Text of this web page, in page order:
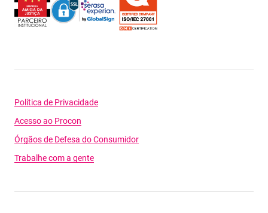
Política de Privacidade
Acesso ao Procon
Órgãos de Defesa do Consumidor
Trabalhe com a gente